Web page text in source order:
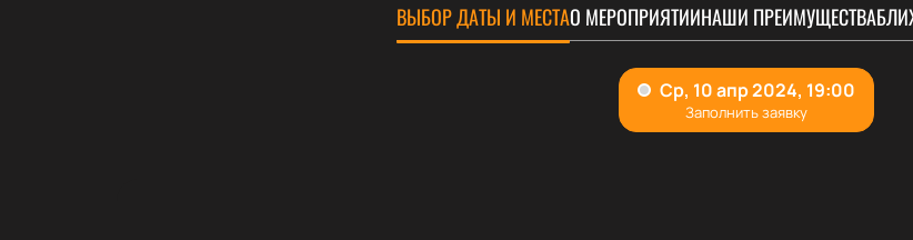
ВЫБОР ДАТЫ И МЕСТАО МЕРОПРИЯТИИНАШИ ПРЕИМУЩЕСТВА